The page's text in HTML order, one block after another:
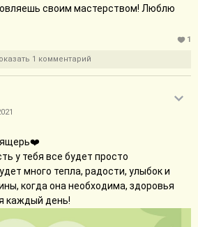
своим мастерством! Люблю
1
1 комментарий
ящерь❤️
у тебя все будет просто
много тепла, радости, улыбок и
когда она необходима, здоровья
каждый день!